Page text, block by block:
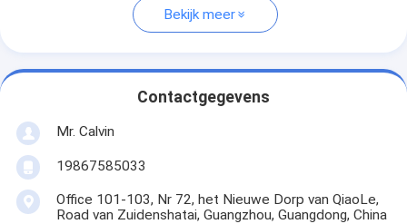
Bekijk meer
Contactgegevens
Mr. Calvin
19867585033
Office 101-103, Nr 72, het Nieuwe Dorp van QiaoLe,
Road van Zuidenshatai, Guangzhou, Guangdong, China